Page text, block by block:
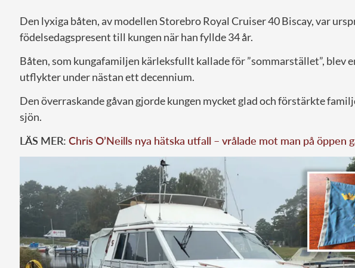
Den lyxiga båten, av modellen Storebro Royal Cruiser 40 Biscay, var
födelsedagspresent till kungen när han fyllde 34 år.
Båten, som kungafamiljen kärleksfullt kallade för ”sommarstället”, blev
utflykter under nästan ett decennium.
Den överraskande gåvan gjorde kungen mycket glad och förstärkte
sjön.
LÄS MER: Chris O’Neills nya hätska utfall – vrålade mot man på öppen